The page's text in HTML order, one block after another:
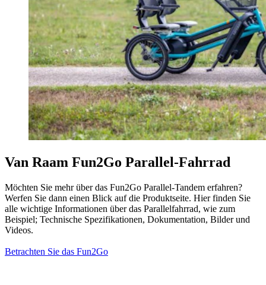
Van Raam Fun2Go Parallel-Fahrrad
Möchten Sie mehr über das Fun2Go Parallel-Tandem erfahren?
Werfen Sie dann einen Blick auf die Produktseite. Hier finden Sie
alle wichtige Informationen über das Parallelfahrrad, wie zum
Beispiel; Technische Spezifikationen, Dokumentation, Bilder und
Videos.
Betrachten Sie das Fun2Go